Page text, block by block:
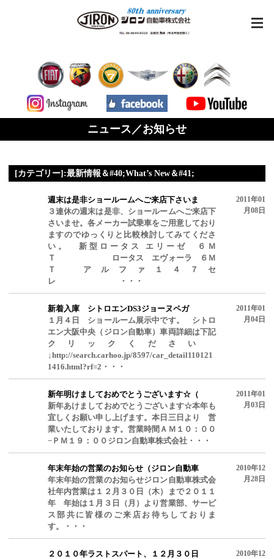
ニュース／お知らせ
[カテゴリー]:最新情報＆#40;What’s New＆#41;
週末は是非ショールームへご来店下さいま
３連休の週末は是非、ショールームへご来店下
さいませ。各メーカー試乗車をご用意しており
ますのでゆっくりと比較検討してみてくださ
い。 新型ロータス エリーゼ ６Ｍ
Ｔ ロータス エヴォーラ ６Ｍ
Ｔ アルファ１４７セ
レ ・・・
2011年01
月08日
新着入庫 シトロエンDS3ジョーヌペガ
１月４日 ショールーム展示中です。 シトロ
エン大阪中央（ジロン自動車）車両詳細は下記
クリックください
↓http://search.carhoo.jp/8597/car_detail110121
1416.html?rf=2・・・
2011年01
月04日
新年明けましておめでとうございます☆（
新年あけましておめでとうございます☆本年も
宜しくお願い申し上げます。本日三日より 営
業いたしております。営業時間ＡＭ１０：００
−ＰＭ１９：００ジロン自動車株式会社・・・
2011年01
月03日
年末年始の営業のお知らせ（ジロン自動車
年末年始の営業のお知らせジロン自動車株式会
社年内営業は１２月３０日（木）まで２０１１
年 年始は１月３日（月）より営業部、サービ
ス部共に皆様のご来店お待ちしておりま
す。・・・
2010年12
月28日
２０１０年ラストスパート、１２月３０日
2010年12